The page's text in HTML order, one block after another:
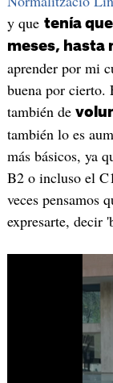
y que tenía
meses, hasta
aprender por mi
buena por cierto.
también de
también lo es
más básicos, ya
B2 o incluso el
veces pensamos
expresarte, decir